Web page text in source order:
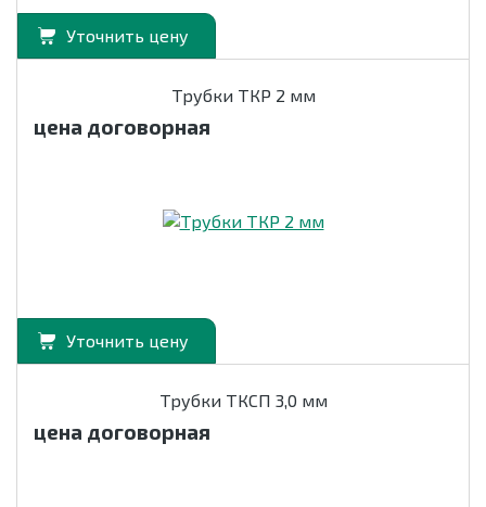
Уточнить цену
Трубки ТКР 2 мм
цена договорная
Уточнить цену
Трубки ТКСП 3,0 мм
цена договорная